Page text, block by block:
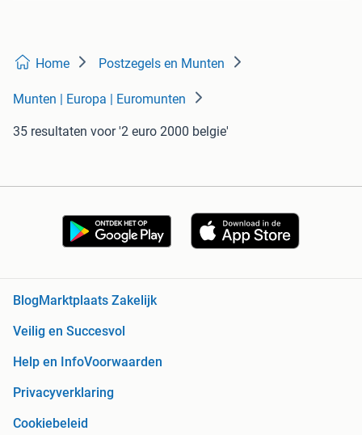
Home Postzegels en Munten
Munten | Europa | Euromunten
35 resultaten voor '2 euro 2000 belgie'
BlogMarktplaats Zakelijk
Veilig en Succesvol
Help en InfoVoorwaarden
Privacyverklaring
Cookiebeleid